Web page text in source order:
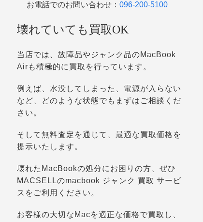
お電話でのお問い合わせ： 096-200-5100
壊れていても買取OK
当店では、故障品やジャンク品のMacBook
Airも積極的に買取を行っています。
例えば、水没してしまった、電源が入らない
など、どのような状態でもまずはご相談くだ
さい。
そして無料査定を通じて、最適な買取価格を
提示いたします。
壊れたMacBookの処分にお困りの方、ぜひ
MACSELLのmacbook ジャンク 買取 サービ
スをご利用ください。
お客様の大切なMacを適正な価格で買取し、